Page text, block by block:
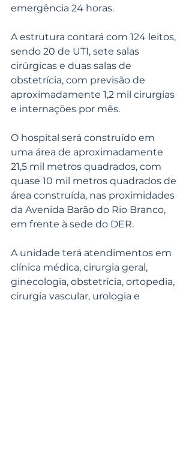
emergência 24 horas.
A estrutura contará com 124 leitos,
sendo 20 de UTI, sete salas
cirúrgicas e duas salas de
obstetrícia, com previsão de
aproximadamente 1,2 mil cirurgias
e internações por mês.
O hospital será construído em
uma área de aproximadamente
21,5 mil metros quadrados, com
quase 10 mil metros quadrados de
área construída, nas proximidades
da Avenida Barão do Rio Branco,
em frente à sede do DER.
A unidade terá atendimentos em
clínica médica, cirurgia geral,
ginecologia, obstetrícia, ortopedia,
cirurgia vascular, urologia e